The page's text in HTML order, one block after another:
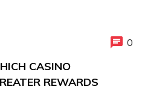
0
CASINO
REWARDS